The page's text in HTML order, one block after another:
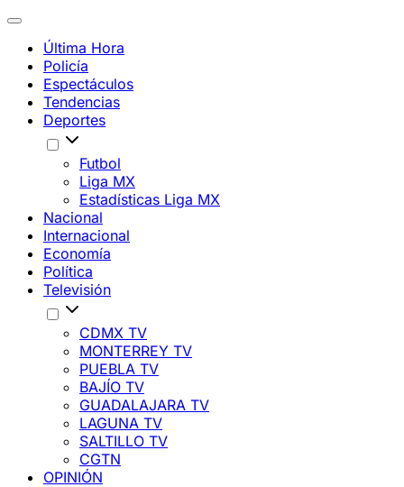
Última Hora
Policía
Espectáculos
Tendencias
Deportes
Futbol
Liga MX
Estadísticas Liga MX
Nacional
Internacional
Economía
Política
Televisión
CDMX TV
MONTERREY TV
PUEBLA TV
BAJÍO TV
GUADALAJARA TV
LAGUNA TV
SALTILLO TV
CGTN
OPINIÓN